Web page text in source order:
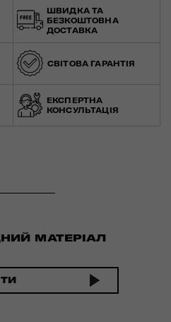
ШВИДКА ТА
БЕЗКОШТОВНА
ДОСТАВКА
СВІТОВА ГАРАНТІЯ
ЕКСПЕРТНА
КОНСУЛЬТАЦІЯ
МАТЕРІАЛ